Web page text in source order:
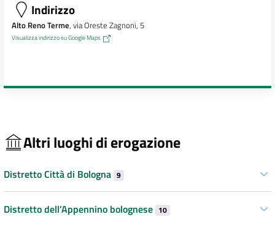
Indirizzo
Alto Reno Terme, via Oreste Zagnoni, 5
Visualizza indirizzo su Google Maps
Altri luoghi di erogazione
Distretto Città di Bologna 9
Distretto dell’Appennino bolognese 10